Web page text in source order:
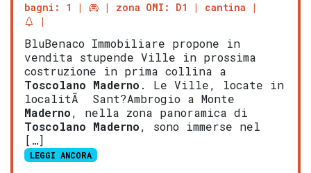
bagni: 1 zona OMI: D1 cantina
BluBenaco Immobiliare propone in
vendita stupende Ville in prossima
costruzione in prima collina a
Toscolano Maderno . Le Ville, locate in
localitÃ Sant?Ambrogio a Monte
Maderno, nella zona panoramica di
Toscolano Maderno, sono immerse nel
[…]
LEGGI ANCORA